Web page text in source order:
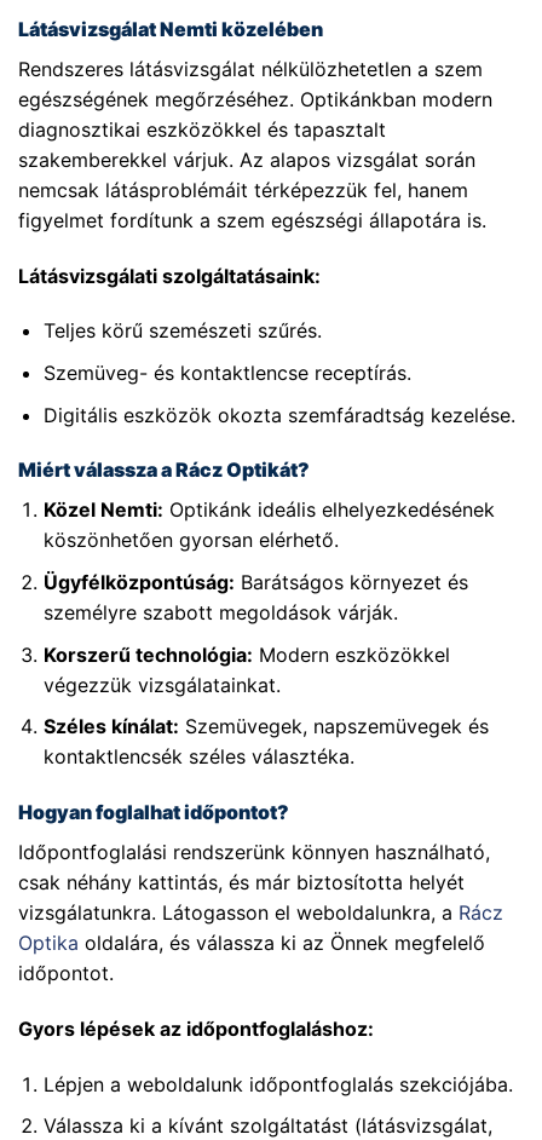
Látásvizsgálat Nemti közelében
Rendszeres látásvizsgálat nélkülözhetetlen a szem
egészségének megőrzéséhez. Optikánkban modern
diagnosztikai eszközökkel és tapasztalt
szakemberekkel várjuk. Az alapos vizsgálat során
nemcsak látásproblémáit térképezzük fel, hanem
figyelmet fordítunk a szem egészségi állapotára is.
Látásvizsgálati szolgáltatásaink:
Teljes körű szemészeti szűrés.
Szemüveg- és kontaktlencse receptírás.
Digitális eszközök okozta szemfáradtság kezelése.
Miért válassza a Rácz Optikát?
Közel Nemti: Optikánk ideális elhelyezkedésének
köszönhetően gyorsan elérhető.
Ügyfélközpontúság: Barátságos környezet és
személyre szabott megoldások várják.
Korszerű technológia: Modern eszközökkel
végezzük vizsgálatainkat.
Széles kínálat: Szemüvegek, napszemüvegek és
kontaktlencsék széles választéka.
Hogyan foglalhat időpontot?
Időpontfoglalási rendszerünk könnyen használható,
csak néhány kattintás, és már biztosította helyét
vizsgálatunkra. Látogasson el weboldalunkra, a Rácz
Optika oldalára, és válassza ki az Önnek megfelelő
időpontot.
Gyors lépések az időpontfoglaláshoz:
Lépjen a weboldalunk időpontfoglalás szekciójába.
Válassza ki a kívánt szolgáltatást (látásvizsgálat,